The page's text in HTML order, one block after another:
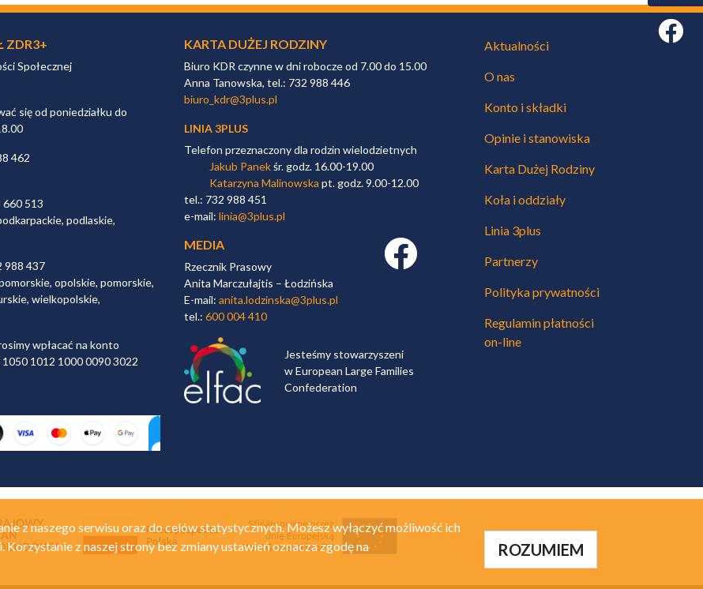
ZDR3+
Społecznej
się od poniedziałku do
462
513
podlaskie,
988 437
opolskie, pomorskie,
wielkopolskie,
wpłacać na konto
1050 1012 1000 0090 3022
KARTA DUŻEJ RODZINY
Biuro KDR czynne w dni robocze od 7.00 do 15.00
Anna Tanowska, tel.: 732 988 446
biuro_kdr@3plus.pl
LINIA 3PLUS
Telefon przeznaczony dla rodzin wielodzietnych
Jakub Panekśr. godz. 16.00-19.00
Katarzyna Malinowska pt. godz. 9.00-12.00
tel.: 732 988 451
e-mail: linia@3plus.pl
MEDIA
Rzecznik Prasowy
Anita Marczułajtis – Łodzińska
E-mail: anita.lodzinska@3plus.pl
tel.: 600 004 410
Facebook link
Jesteśmy stowarzyszeni
w European Large Families
Confederation
Aktualności
O nas
Konto i składki
Opinie i stanowiska
Karta Dużej Rodziny
Koła i oddziały
Linia 3plus
Partnerzy
Polityka prywatności
Regulamin płatności
on-line
z naszego serwisu oraz do celów statystycznych. Możesz wyłączyć możliwość ich
z naszej strony bez zmiany ustawień oznacza zgodę na
ROZUMIEM